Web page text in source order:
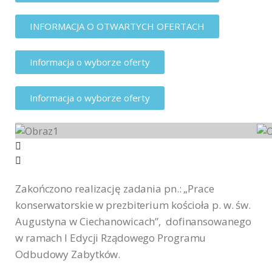
INFORMACJA O OTWARTYCH OFERTACH
Informacja o wyborze oferty
Informacja o wyborze oferty
Zakończono realizację zadania pn.: „Prace
konserwatorskie w prezbiterium kościoła p. w. św.
Augustyna w Ciechanowicach”, dofinansowanego
w ramach I Edycji Rządowego Programu
Odbudowy Zabytków.